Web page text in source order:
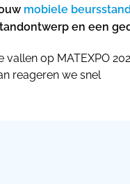
mobiele
en een
vallen op MATEXPO
reageren we snel